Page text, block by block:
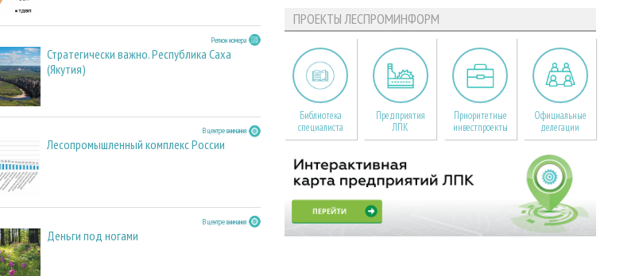
Регион номера
Стратегически важно. Республика Саха
(Якутия)
В центре внимания
Лесопромышленный комплекс России
В центре внимания
Деньги под ногами
ПРОЕКТЫ ЛЕСПРОМИНФОРМ
Библиотека
специалиста
Предприятия
ЛПК
Приоритетные
инвестпроекты
Официальные
делегации